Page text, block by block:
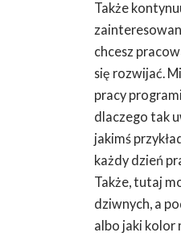
Także
chcesz
się rozwijać.
pracy
dlaczego tak
jakimś
każdy dzień
Także, tutaj
dziwnych, a
albo jaki kolor